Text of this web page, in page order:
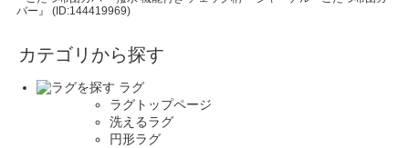
バー』 (ID:144419969)
カテゴリから探す
ラグ
ラグトップページ
洗えるラグ
円形ラグ